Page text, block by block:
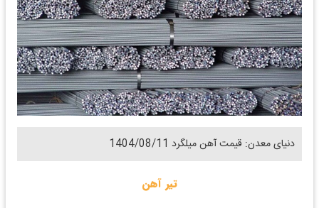
دنیای معدن: قیمت آهن میلگرد 1404/08/11
تیر آهن